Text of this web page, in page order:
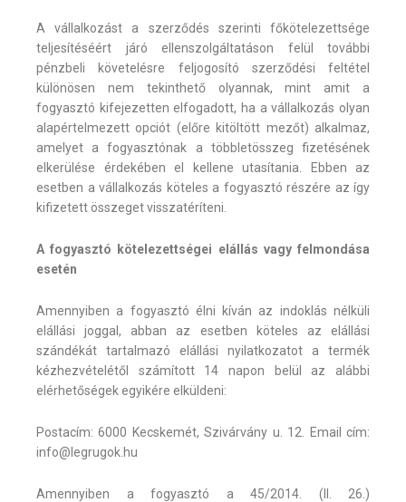
A vállalkozást a szerződés szerinti főkötelezettsége
teljesítéséért járó ellenszolgáltatáson felül további
pénzbeli követelésre feljogosító szerződési feltétel
különösen nem tekinthető olyannak, mint amit a
fogyasztó kifejezetten elfogadott, ha a vállalkozás olyan
alapértelmezett opciót (előre kitöltött mezőt) alkalmaz,
amelyet a fogyasztónak a többletösszeg fizetésének
elkerülése érdekében el kellene utasítania. Ebben az
esetben a vállalkozás köteles a fogyasztó részére az így
kifizetett összeget visszatéríteni.
A fogyasztó kötelezettségei elállás vagy felmondása
esetén
Amennyiben a fogyasztó élni kíván az indoklás nélküli
elállási joggal, abban az esetben köteles az elállási
szándékát tartalmazó elállási nyilatkozatot a termék
kézhezvételétől számított 14 napon belül az alábbi
elérhetőségek egyikére elküldeni:
Postacím: 6000 Kecskemét, Szivárvány u. 12. Email cím:
info@legrugok.hu
Amennyiben a fogyasztó a 45/2014. (II. 26.)